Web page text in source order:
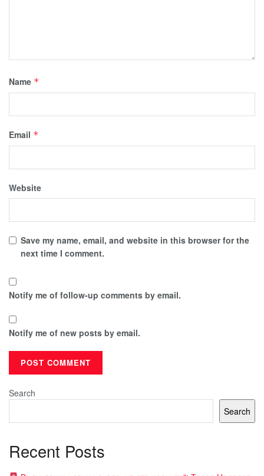
Name *
Email *
Website
Save my name, email, and website in this browser for the
next time I comment.
Notify me of follow-up comments by email.
Notify me of new posts by email.
Search
Search
Recent Posts